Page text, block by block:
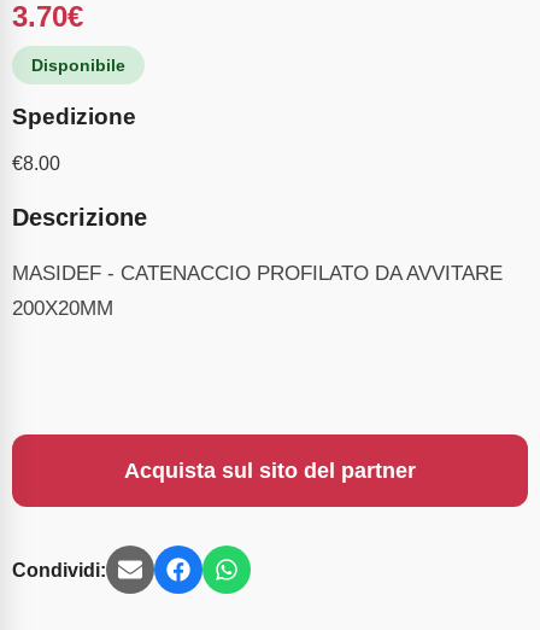
3.70€
Disponibile
Spedizione
€8.00
Descrizione
MASIDEF - CATENACCIO PROFILATO DA AVVITARE
200X20MM
Acquista sul sito del partner
Condividi: